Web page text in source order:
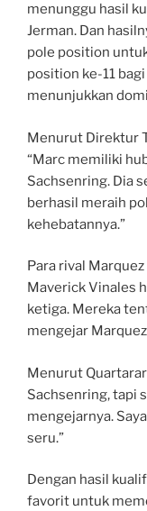
menunggu hasil
Jerman. Dan
pole position
position ke-11
menunjukkan
Menurut Direktur
“Marc memiliki
Sachsenring. Dia
berhasil meraih
kehebatannya.”
Para rival
Maverick Vinales
ketiga. Mereka
mengejar
Menurut
Sachsenring, tapi
mengejarnya.
seru.”
Dengan hasil
favorit untuk